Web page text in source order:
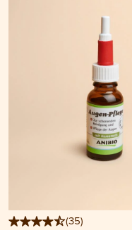
(35)